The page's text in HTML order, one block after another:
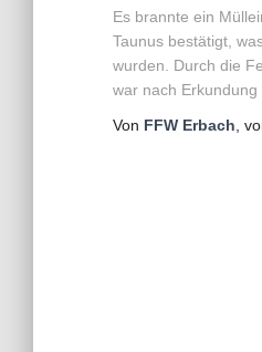
Es brannte ein
Taunus bestätigt,
wurden. Durch die
war nach
Von FFW Erbach ,